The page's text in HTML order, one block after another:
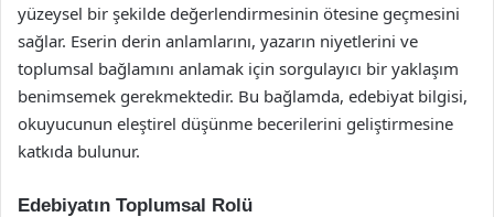
yüzeysel bir şekilde değerlendirmesinin ötesine geçmesini
sağlar. Eserin derin anlamlarını, yazarın niyetlerini ve
toplumsal bağlamını anlamak için sorgulayıcı bir yaklaşım
benimsemek gerekmektedir. Bu bağlamda, edebiyat bilgisi,
okuyucunun eleştirel düşünme becerilerini geliştirmesine
katkıda bulunur.
Edebiyatın Toplumsal Rolü